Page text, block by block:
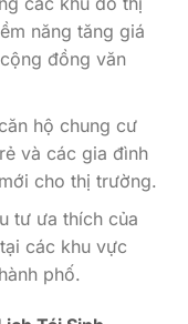
năng tăng giá
đồng văn
hộ chung cư
và các gia đình
cho thị trường.
tư ưa thích của
các khu vực
phố.